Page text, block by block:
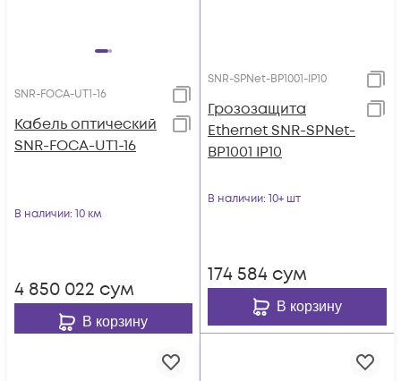
SNR-FOCA-UT1-16
Кабель оптический
SNR-FOCA-UT1-16
В наличии: 10 км
4 850 022 сум
В корзину
SNR-SPNet-BP1001-IP10
Грозозащита
Ethernet SNR-SPNet-
BP1001 IP10
В наличии: 10+ шт
174 584 сум
В корзину